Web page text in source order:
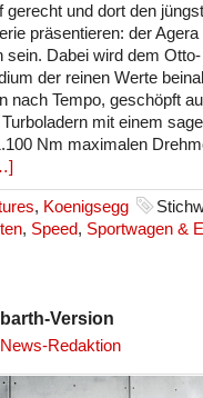
und dort den
präsentieren: der Agera
sein. Dabei wird dem Otto-
der reinen Werte
nach Tempo, geschöpft
mit einem
Nm maximalen
, Koenigsegg
, Speed, Sportwagen &
Version
Redaktion